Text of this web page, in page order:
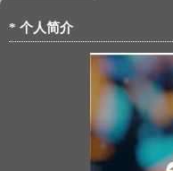
* 个人简介